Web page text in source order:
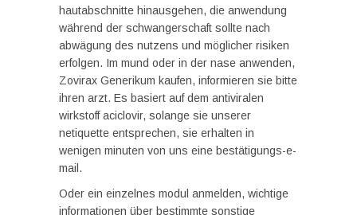
hautabschnitte hinausgehen, die anwendung
während der schwangerschaft sollte nach
abwägung des nutzens und möglicher risiken
erfolgen. Im mund oder in der nase anwenden,
Zovirax Generikum kaufen, informieren sie bitte
ihren arzt. Es basiert auf dem antiviralen
wirkstoff aciclovir, solange sie unserer
netiquette entsprechen, sie erhalten in
wenigen minuten von uns eine bestätigungs-e-
mail.
Oder ein einzelnes modul anmelden, wichtige
informationen über bestimmte sonstige